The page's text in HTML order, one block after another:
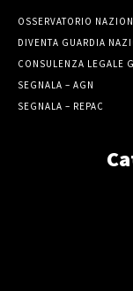
OSSERVATORIO
DIVENTA GUARDIA
CONSULENZA LEGALE
SEGNALA – AGN
SEGNALA – REPAC